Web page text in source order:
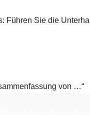
Führen Sie die
von …“